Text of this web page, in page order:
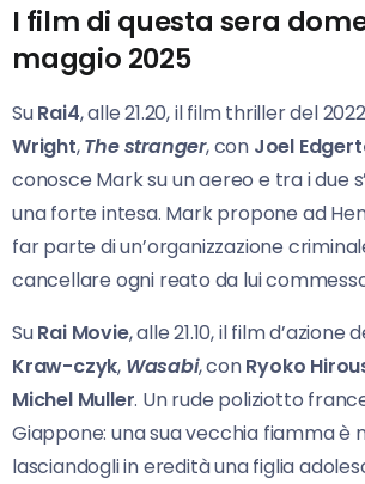
I film di questa sera
maggio 2025
SuRai4, alle 21.20, il film thriller del
Wright,The stranger, con Joel
conosce Mark su un aereo e tra i due
una forte intesa. Mark propone ad
far parte di un’organizzazione
cancellare ogni reato da lui
SuRai Movie, alle 21.10, il film d’azione
Kraw-czyk, Wasabi, conRyoko
Michel Muller. Un rude poliziotto
Giappone: una sua vecchia fiamma è
lasciandogli in eredità una figlia